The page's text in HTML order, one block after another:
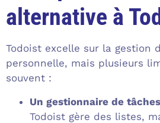
alternative à
Todoist excelle sur la gestion
personnelle, mais plusieurs
souvent :
Un gestionnaire de
Todoist gère des listes,